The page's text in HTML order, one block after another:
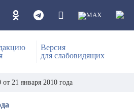
Версия
для слабовидящих
21 января 2010 года